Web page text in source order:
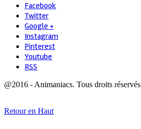
Facebook
Twitter
Google +
Instagram
Pinterest
Youtube
RSS
@2016 - Animaniacs. Tous droits réservés
Retour en Haut